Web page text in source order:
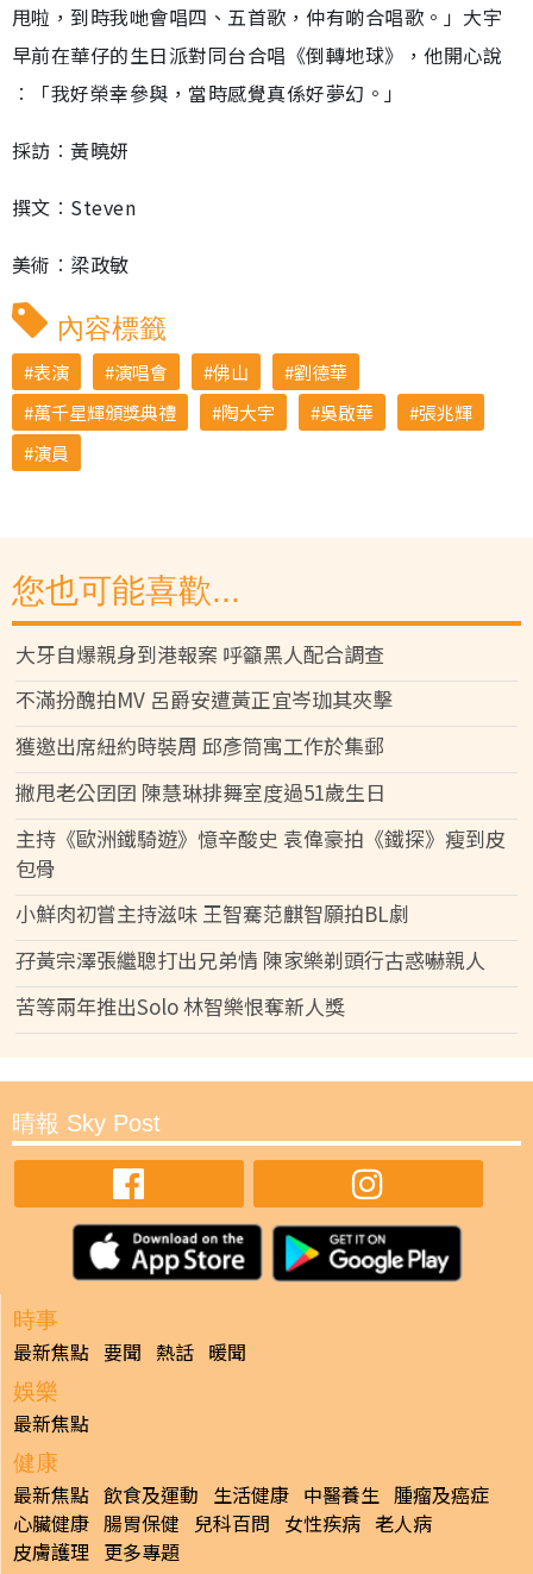
甩啦，到時我哋會唱四、五首歌，仲有啲合唱歌。」大宇
早前在華仔的生日派對同台合唱《倒轉地球》，他開心說
︰「我好榮幸參與，當時感覺真係好夢幻。」
採訪︰黃曉妍
撰文︰Steven
美術︰梁政敏
內容標籤
表演 演唱會 佛山
劉德華
萬千星輝頒獎典禮
陶大宇 吳啟華
張兆輝
演員
您也可能喜歡...
大牙自爆親身到港報案 呼籲黑人配合調查
不滿扮醜拍MV 呂爵安遭黃正宜岑珈其夾擊
獲邀出席紐約時裝周 邱彥筒寓工作於集郵
撇甩老公囝囝 陳慧琳排舞室度過51歲生日
主持《歐洲鐵騎遊》憶辛酸史 袁偉豪拍《鐵探》瘦到皮
包骨
小鮮肉初嘗主持滋味 王智騫范麒智願拍BL劇
孖黃宗澤張繼聰打出兄弟情 陳家樂剃頭行古惑嚇親人
苦等兩年推出Solo 林智樂恨奪新人獎
晴報 Sky Post
時事
最新焦點 要聞 熱話 暖聞
娛樂
最新焦點
健康
最新焦點 飲食及運動 生活健康 中醫養生 腫瘤及癌症
心臟健康 腸胃保健 兒科百問 女性疾病 老人病
皮膚護理 更多專題